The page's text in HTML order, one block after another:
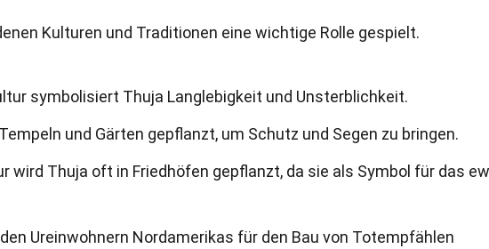
Kulturen und Traditionen eine wichtige Rolle gespielt.
symbolisiert Thuja Langlebigkeit und Unsterblichkeit.
und Gärten gepflanzt, um Schutz und Segen zu bringen.
wird Thuja oft in Friedhöfen gepflanzt, da sie als Symbol für das
Ureinwohnern Nordamerikas für den Bau von Totempfählen